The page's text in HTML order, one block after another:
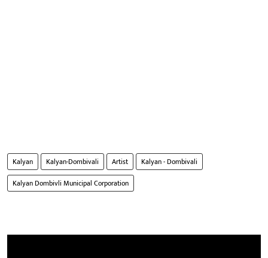
Kalyan Kalyan-Dombivali Artist
Kalyan - Dombivali
Kalyan Dombivli Municipal Corporation